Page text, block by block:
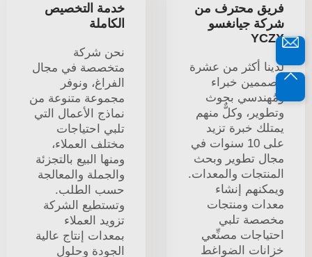
فريق محترف من
شركة جيانغسو
YCZX
لدينا أكثر من عشرة
مصممين خبراء
ومُهندسي بحوث
وتطوير، وكلٌّ منهم
يمتلك خبرة تزيد
على 10 سنوات في
مجال تطوير وبحث
المنتجات والمعدات.
ويمكنهم إنشاء
معدات ومنتجات
مخصصة تلبي
احتياجات مصنِّعي
خزانات الضواغط
خدمة التخصيص
الكاملة
نحن شركة
متخصصة في مجال
الفراغ، ونوفر
مجموعة متنوعة من
نماذج الأعمال التي
تلبي احتياجات
مختلف العملاء،
ومنها البيع بالتجزئة
والجملة والمعالجة
حسب الطلب.
وتستطيع الشركة
تزويد العملاء
بمعدات إنتاج عالية
الجودة وحلول